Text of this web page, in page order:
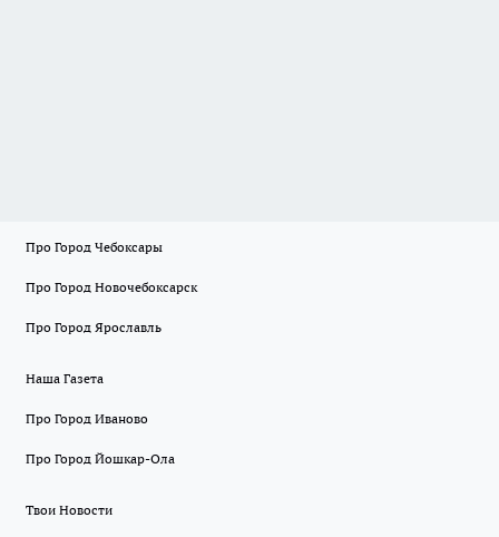
Про Город Чебоксары
Про Город Новочебоксарск
Про Город Ярославль
Наша Газета
Про Город Иваново
Про Город Йошкар-Ола
Твои Новости